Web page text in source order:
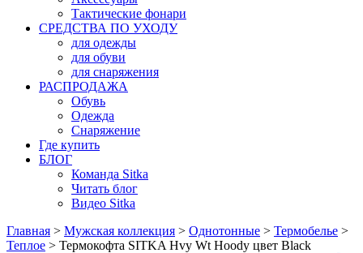
Тактические фонари
СРЕДСТВА ПО УХОДУ
для одежды
для обуви
для снаряжения
РАСПРОДАЖА
Обувь
Одежда
Снаряжение
Где купить
БЛОГ
Команда Sitka
Читать блог
Видео Sitka
Главная > Мужская коллекция > Однотонные > Термобелье >
Теплое > Термокофта SITKA Hvy Wt Hoody цвет Black